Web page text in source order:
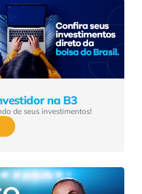
na B3
de seus investimentos!